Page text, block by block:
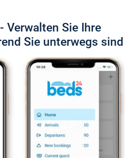
Verwalten Sie Ihre
Sie unterwegs sind